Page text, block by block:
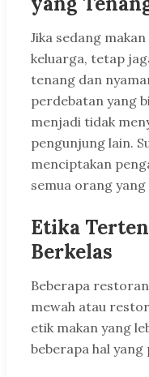
Jika sedang
keluarga, tetap
tenang dan
perdebatan yang
menjadi tidak
pengunjung lain.
menciptakan
semua orang yang
Etika
Berkelas
Beberapa
mewah atau
etik makan yang
beberapa hal